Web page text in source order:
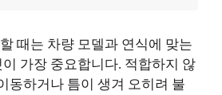
때는 차량 모델과 연식에 맞는
가장 중요합니다. 적합하지 않
동하거나 틈이 생겨 오히려 불